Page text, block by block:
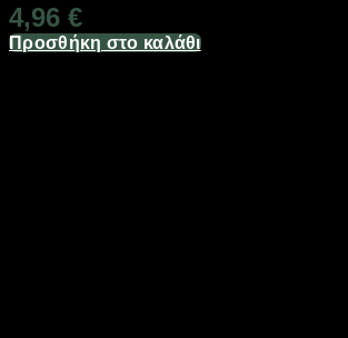
4,96 €
Προσθήκη στο καλάθι